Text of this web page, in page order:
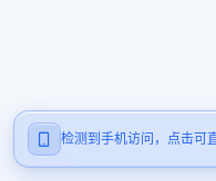
检测到手机访问，点击可